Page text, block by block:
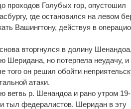
проходов Голубых гор, опустошил
где остановился на левом
Вашингтону, действуя в
вторгнулся в долину
Шеридана, но потерпела неудачу,
того он решил обойти
атаки.
р. Шенандоа и рано утром 19-
тыл федералистов. Шеридан в эту